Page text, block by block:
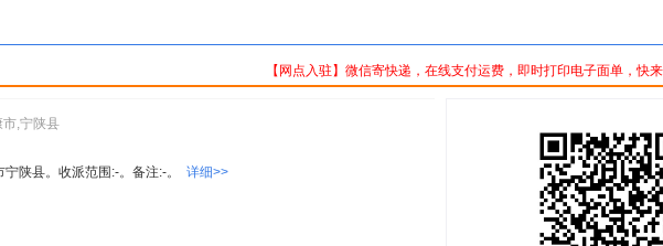
【网点入驻】微信寄快递，在线支付运费，即时打印电子面单，快
,宁陕县
宁陕县。收派范围:-。备注:-。 详细>>